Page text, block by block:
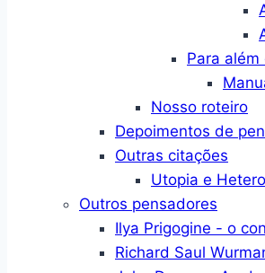
Para
Nosso roteiro
Depoimentos de
Outras citações
Utopia e
Outros pensadores
Ilya Prigogine - o
Richard Saul